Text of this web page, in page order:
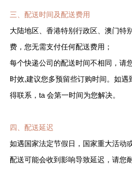
三、配送时间及配送费用
大陆地区、香港特别行政区、澳门特
费，您无需支付任何配送费用；
每个快递公司的配送时间不相同，请
时效,建议您多预留些订购时间。如遇
得联系，ta 会第一时间为您解决。
四、配送延迟
如遇国家法定节假日，国家重大活动
配送可能会收到影响导致延迟，请您